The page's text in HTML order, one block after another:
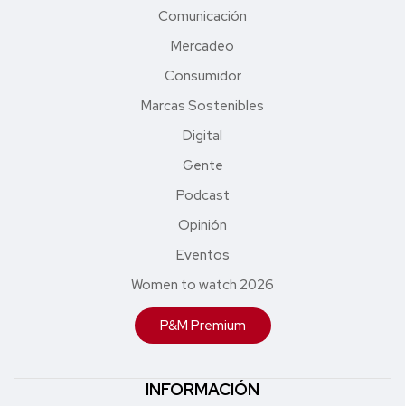
Comunicación
Mercadeo
Consumidor
Marcas Sostenibles
Digital
Gente
Podcast
Opinión
Eventos
Women to watch 2026
P&M Premium
INFORMACIÓN